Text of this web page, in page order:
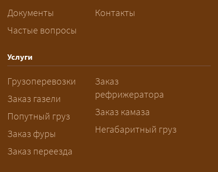
перевозку негабарита?
— Заранее: только оформление
рабочих дней. Оставьте заявку
заблаговременно — логист
рассчитает маршрут и запустит
подготовку документов.
Документы
Частые вопросы
Контакты
Услуги
Грузоперевозки
Заказ газели
Попутный груз
Заказ фуры
Заказ переезда
Заказ
рефрижератора
Заказ камаза
Негабаритный груз